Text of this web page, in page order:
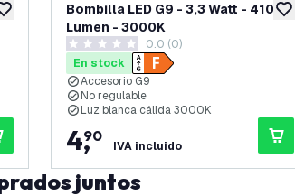
a lista de deseos
-
Bombilla LED G9 - 3,3 Watt - 410
Lumen - 3000K
0 estrellas de puntuación
0.0 (0)
En stock
Accesorio G9
No regulable
Luz blanca cálida 3000K
4,
90
IVA incluido
juntos